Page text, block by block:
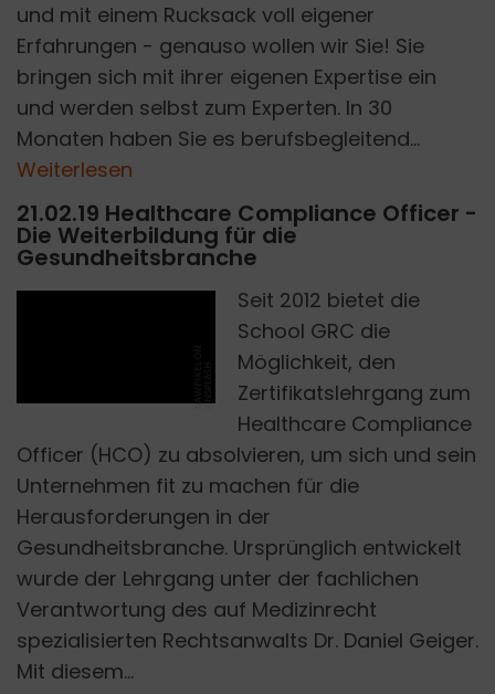
und mit einem Rucksack voll eigener
Erfahrungen - genauso wollen wir Sie! Sie
bringen sich mit ihrer eigenen Expertise ein
und werden selbst zum Experten. In 30
Monaten haben Sie es berufsbegleitend...
Weiterlesen
21.02.19 Healthcare Compliance Officer -
Die Weiterbildung für die
Gesundheitsbranche
Seit 2012 bietet die
School GRC die
Möglichkeit, den
Zertifikatslehrgang zum
Healthcare Compliance
Officer (HCO) zu absolvieren, um sich und sein
Unternehmen fit zu machen für die
Herausforderungen in der
Gesundheitsbranche. Ursprünglich entwickelt
wurde der Lehrgang unter der fachlichen
Verantwortung des auf Medizinrecht
spezialisierten Rechtsanwalts Dr. Daniel Geiger.
Mit diesem...